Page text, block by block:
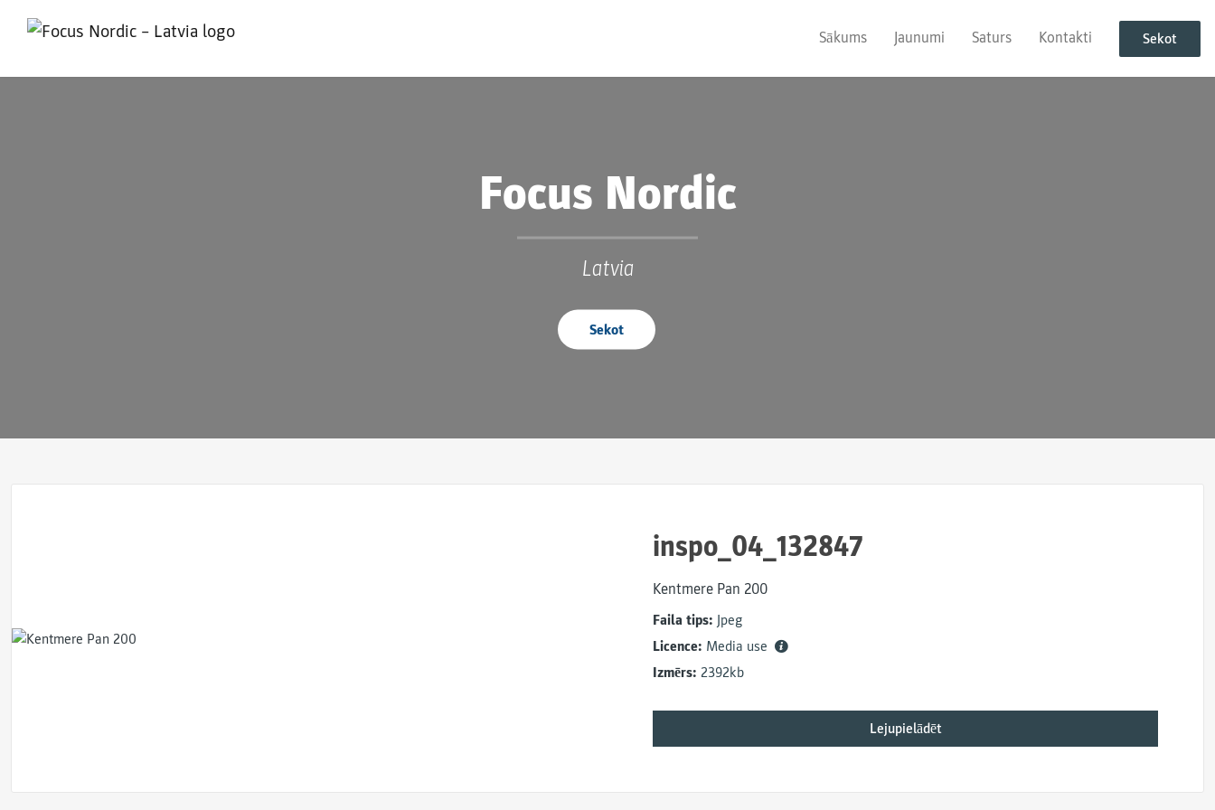
Sākums Jaunumi Saturs Kontakti Sekot
Focus Nordic
Latvia
Sekot
inspo_04_132847
Kentmere Pan 200
Faila tips: Jpeg
Licence: Media use
Izmērs: 2392kb
Lejupielādēt